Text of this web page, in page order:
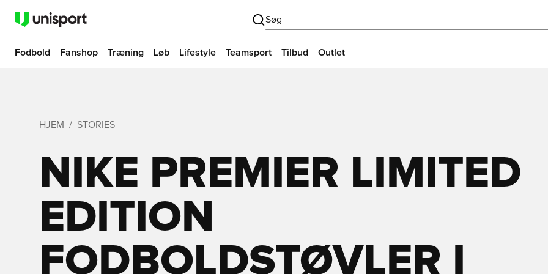
Søg
Fodbold Fanshop Træning Løb Lifestyle Teamsport Tilbud Outlet
HJEM STORIES
NIKE PREMIER LIMITED
EDITION
FODBOLDSTØVLER I